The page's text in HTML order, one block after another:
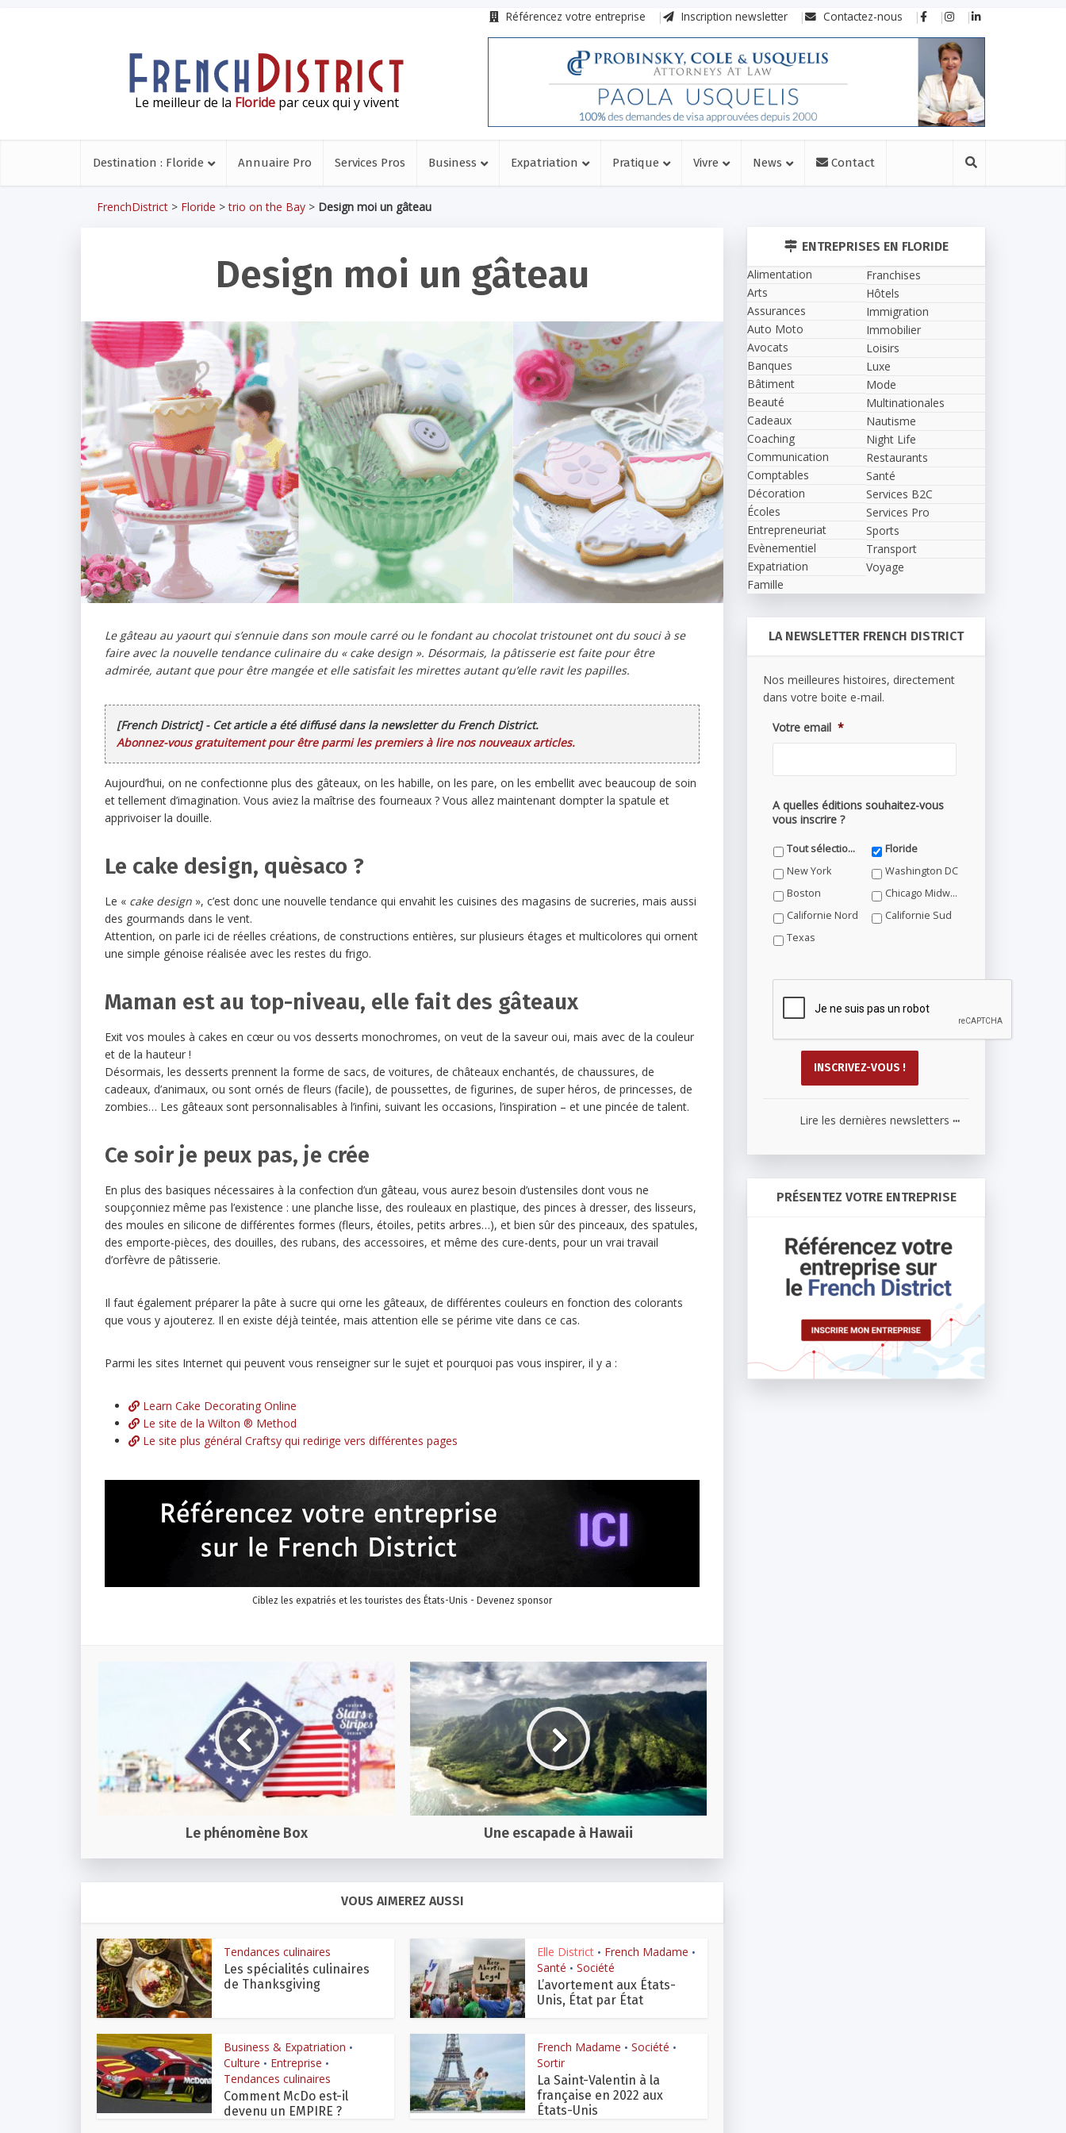
Référencez votre entreprise Inscription newsletter Contactez-nous
Le meilleur de la Floridepar ceux qui y vivent
Destination : Floride Annuaire Pro Services Pros Business Expatriation Pratique Vivre News Contact
FrenchDistrict > Floride >trio on the Bay > Design moi un gâteau
Design moi un gâteau
Le gâteau au yaourt qui s’ennuie dans son moule carré ou le fondant au chocolat tristounet ont du souci à se
faire avec la nouvelle tendance culinaire du « cake design ». Désormais, la pâtisserie est faite pour être
admirée, autant que pour être mangée et elle satisfait les mirettes autant qu’elle ravit les papilles.
[French District] - Cet article a été diffusé dans la newsletter du French District.
Abonnez-vous gratuitement pour être parmi les premiers à lire nos nouveaux articles.
Aujourd’hui, on ne confectionne plus des gâteaux, on les habille, on les pare, on les embellit avec beaucoup de soin
et tellement d’imagination. Vous aviez la maîtrise des fourneaux ? Vous allez maintenant dompter la spatule et
apprivoiser la douille.
Le cake design, quèsaco ?
Le « cake design », c’est donc une nouvelle tendance qui envahit les cuisines des magasins de sucreries, mais aussi
des gourmands dans le vent.
Attention, on parle ici de réelles créations, de constructions entières, sur plusieurs étages et multicolores qui ornent
une simple génoise réalisée avec les restes du frigo.
Maman est au top-niveau, elle fait des gâteaux
Exit vos moules à cakes en cœur ou vos desserts monochromes, on veut de la saveur oui, mais avec de la couleur
et de la hauteur !
Désormais, les desserts prennent la forme de sacs, de voitures, de châteaux enchantés, de chaussures, de
cadeaux, d’animaux, ou sont ornés de fleurs (facile), de poussettes, de figurines, de super héros, de princesses, de
zombies… Les gâteaux sont personnalisables à l’infini, suivant les occasions, l’inspiration – et une pincée de talent.
Ce soir je peux pas, je crée
En plus des basiques nécessaires à la confection d’un gâteau, vous aurez besoin d’ustensiles dont vous ne
soupçonniez même pas l’existence : une planche lisse, des rouleaux en plastique, des pinces à dresser, des lisseurs,
des moules en silicone de différentes formes (fleurs, étoiles, petits arbres…), et bien sûr des pinceaux, des spatules,
des emporte-pièces, des douilles, des rubans, des accessoires, et même des cure-dents, pour un vrai travail
d’orfèvre de pâtisserie.
Il faut également préparer la pâte à sucre qui orne les gâteaux, de différentes couleurs en fonction des colorants
que vous y ajouterez. Il en existe déjà teintée, mais attention elle se périme vite dans ce cas.
Parmi les sites Internet qui peuvent vous renseigner sur le sujet et pourquoi pas vous inspirer, il y a :
Learn Cake Decorating Online
Le site de la Wilton ® Method
Le site plus général Craftsy qui redirige vers différentes pages
Ciblez les expatriés et les touristes des États-Unis - Devenez sponsor
Le phénomène Box Une escapade à Hawaii
VOUS AIMEREZ AUSSI
Tendances culinaires
Les spécialités culinaires
de Thanksgiving
Elle District • French Madame •
Santé • Société
L’avortement aux États-
Unis, État par État
Business & Expatriation •
Culture • Entreprise •
Tendances culinaires
Comment McDo est-il
devenu un EMPIRE ?
French Madame • Société •
Sortir
La Saint-Valentin à la
française en 2022 aux
États-Unis
ENTREPRISES EN FLORIDE
Alimentation
Arts
Assurances
Auto Moto
Avocats
Banques
Bâtiment
Beauté
Cadeaux
Coaching
Communication
Comptables
Décoration
Écoles
Entrepreneuriat
Evènementiel
Expatriation
Famille
Franchises
Hôtels
Immigration
Immobilier
Loisirs
Luxe
Mode
Multinationales
Nautisme
Night Life
Restaurants
Santé
Services B2C
Services Pro
Sports
Transport
Voyage
LA NEWSLETTER FRENCH DISTRICT
Nos meilleures histoires, directement
dans votre boite e-mail.
Votre email *
A quelles éditions souhaitez-vous
vous inscrire ?
Tout sélectionner
Floride
New York
Washington DC
Boston
Chicago Midwest
Californie Nord
Californie Sud
Texas
Lire les dernières newsletters ...
PRÉSENTEZ VOTRE ENTREPRISE